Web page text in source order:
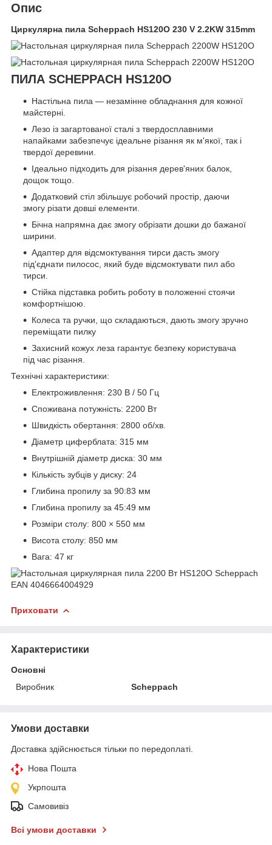
Опис
Циркулярна пила Scheppach HS120O 230 V 2.2KW 315mm
ПИЛА SCHEPPACH HS120O
Настільна пила — незамінне обладнання для кожної
майстерні.
Лезо із загартованої сталі з твердосплавними
напайками забезпечує ідеальне різання як м'якої, так і
твердої деревини.
Ідеально підходить для різання дерев'яних балок,
дощок тощо.
Додатковий стіл збільшує робочий простір, даючи
змогу різати довші елементи.
Бічна напрямна дає змогу обрізати дошки до бажаної
ширини.
Адаптер для відсмоктування тирси дасть змогу
під'єднати пилосос, який буде відсмоктувати пил або
тирси.
Стійка підставка робить роботу в положенні стоячи
комфортнішою.
Колеса та ручки, що складаються, дають змогу зручно
переміщати пилку
Захисний кожух леза гарантує безпеку користувача
під час різання.
Технічні характеристики:
Електроживлення: 230 В / 50 Гц
Споживана потужність: 2200 Вт
Швидкість обертання: 2800 об/хв.
Діаметр циферблата: 315 мм
Внутрішній діаметр диска: 30 мм
Кількість зубців у диску: 24
Глибина пропилу за 90:83 мм
Глибина пропилу за 45:49 мм
Розміри столу: 800 × 550 мм
Висота столу: 850 мм
Вага: 47 кг
Приховати
Характеристики
Основні
Виробник
Scheppach
Умови доставки
Доставка здійснюється тільки по передоплаті.
Нова Пошта
Укрпошта
Самовивіз
Всі умови доставки